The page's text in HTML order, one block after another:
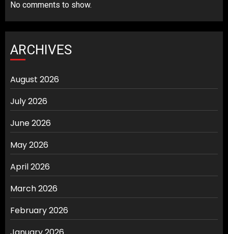
No comments to show.
ARCHIVES
August 2026
July 2026
June 2026
May 2026
April 2026
March 2026
February 2026